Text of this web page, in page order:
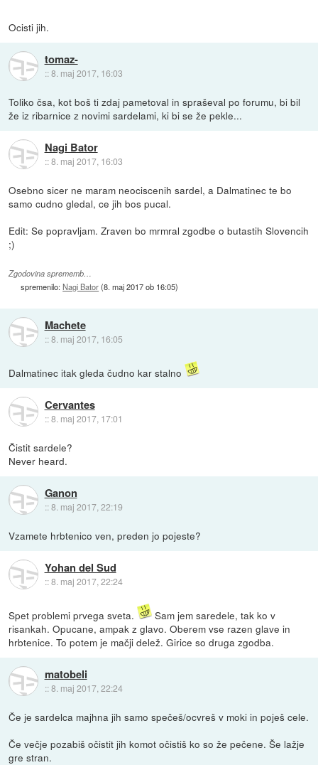
Ocisti jih.
tomaz-
::8. maj 2017, 16:03
Toliko čsa, kot boš ti zdaj pametoval in spraševal po forumu, bi bil
že iz ribarnice z novimi sardelami, ki bi se že pekle...
Nagi Bator
::8. maj 2017, 16:03
Osebno sicer ne maram neociscenih sardel, a Dalmatinec te bo
samo cudno gledal, ce jih bos pucal.
Edit: Se popravljam. Zraven bo mrmral zgodbe o butastih Slovencih
;)
Zgodovina sprememb…
spremenilo:Nagi Bator(8. maj 2017 ob 16:05)
Machete
::8. maj 2017, 16:05
Dalmatinec itak gleda čudno kar stalno
Cervantes
::8. maj 2017, 17:01
Čistit sardele?
Never heard.
Ganon
::8. maj 2017, 22:19
Vzamete hrbtenico ven, preden jo pojeste?
Yohan del Sud
::8. maj 2017, 22:24
Spet problemi prvega sveta.
Sam jem saredele, tak ko v
risankah. Opucane, ampak z glavo. Oberem vse razen glave in
hrbtenice. To potem je mačji delež. Girice so druga zgodba.
matobeli
::8. maj 2017, 22:24
Če je sardelca majhna jih samo spečeš/ocvreš v moki in poješ cele.
Če večje pozabiš očistit jih komot očistiš ko so že pečene. Še lažje
gre stran.